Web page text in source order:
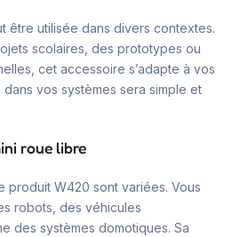
être utilisée dans divers contextes.
scolaires, des prototypes ou
cet accessoire s’adapte à vos
vos systèmes sera simple et
roue libre
produit W420 sont variées. Vous
robots, des véhicules
des systèmes domotiques. Sa